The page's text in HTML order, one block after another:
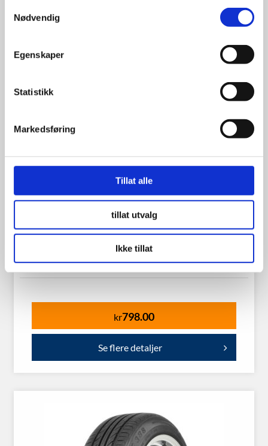
Nødvendig
Egenskaper
Statistikk
Markedsføring
Tillat alle
tillat utvalg
Ikke tillat
Pirelli P4 175/70R13 75T
kr798.00
Se flere detaljer